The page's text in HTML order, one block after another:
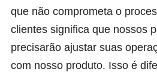
que não comprometa o
clientes significa que nossos
precisarão ajustar suas
com nosso produto. Isso é